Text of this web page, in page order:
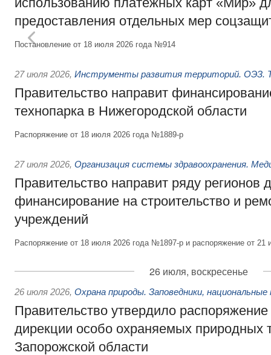
предоставления отдельных мер
Постановление от 18 июля 2026 года №914
27 июля 2026, Инструменты развития территорий. ОЭЗ.
Правительство направит
технопарка в Нижегородской области
Распоряжение от 18 июля 2026 года №1889-р
27 июля 2026, Организация системы здравоохранения.
Правительство направит ряду регионов
финансирование на строительство и
учреждений
Распоряжение от 18 июля 2026 года №1897-р и распоряжение от
26 июля, воскресенье
26 июля 2026, Охрана природы. Заповедники, национальные
Правительство утвердило
дирекции особо охраняемых природных
Запорожской области